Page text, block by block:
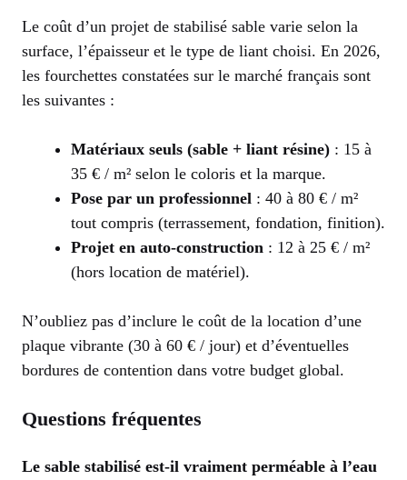
Le coût d’un projet de stabilisé sable varie selon la
surface, l’épaisseur et le type de liant choisi. En 2026,
les fourchettes constatées sur le marché français sont
les suivantes :
Matériaux seuls (sable + liant résine) : 15 à
35 € / m² selon le coloris et la marque.
Pose par un professionnel : 40 à 80 € / m²
tout compris (terrassement, fondation, finition).
Projet en auto-construction : 12 à 25 € / m²
(hors location de matériel).
N’oubliez pas d’inclure le coût de la location d’une
plaque vibrante (30 à 60 € / jour) et d’éventuelles
bordures de contention dans votre budget global.
Questions fréquentes
Le sable stabilisé est-il vraiment perméable à l’eau